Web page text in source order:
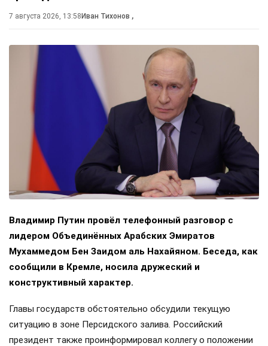
7 августа 2026, 13:58 Иван Тихонов ,
Владимир Путин провёл телефонный разговор с
лидером Объединённых Арабских Эмиратов
Мухаммедом Бен Заидом аль Нахайяном. Беседа, как
сообщили в Кремле, носила дружеский и
конструктивный характер.
Главы государств обстоятельно обсудили текущую
ситуацию в зоне Персидского залива. Российский
президент также проинформировал коллегу о положении